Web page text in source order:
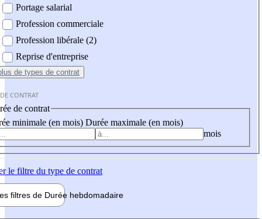
Portage salarial
Profession commerciale
Profession libérale (2)
Reprise d'entreprise
de types de contrat
CONTRAT
de contrat
minimale (en mois) Durée maximale (en mois)
mois
le filtre du type de contrat
filtres de Durée hebdomadaire